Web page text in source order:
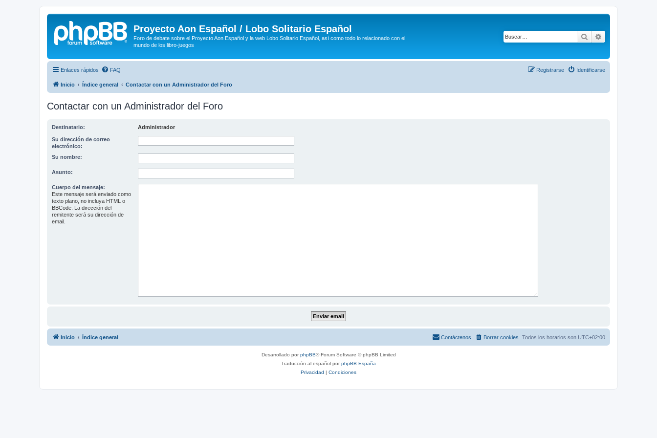
Proyecto Aon Español / Lobo Solitario Español
Foro de debate sobre el Proyecto Aon Español y la web Lobo Solitario Español, así como todo lo relacionado con el
mundo de los libro-juegos
Buscar
Enlaces rápidos FAQ Identificarse
Registrarse
Inicio Índice general Contactar con un Administrador del Foro
Contactar con un Administrador del Foro
Destinatario: Administrador
Su dirección de correo
electrónico:
Su nombre:
Asunto:
Cuerpo del mensaje:
Este mensaje será enviado como
texto plano, no incluya HTML o
BBCode. La dirección del
remitente será su dirección de
email.
Inicio Índice general Todos los horarios son UTC+02:00
Borrar cookies
Contáctenos
Desarrollado porphpBB® Forum Software © phpBB Limited
Traducción al español porphpBB España
Privacidad | Condiciones